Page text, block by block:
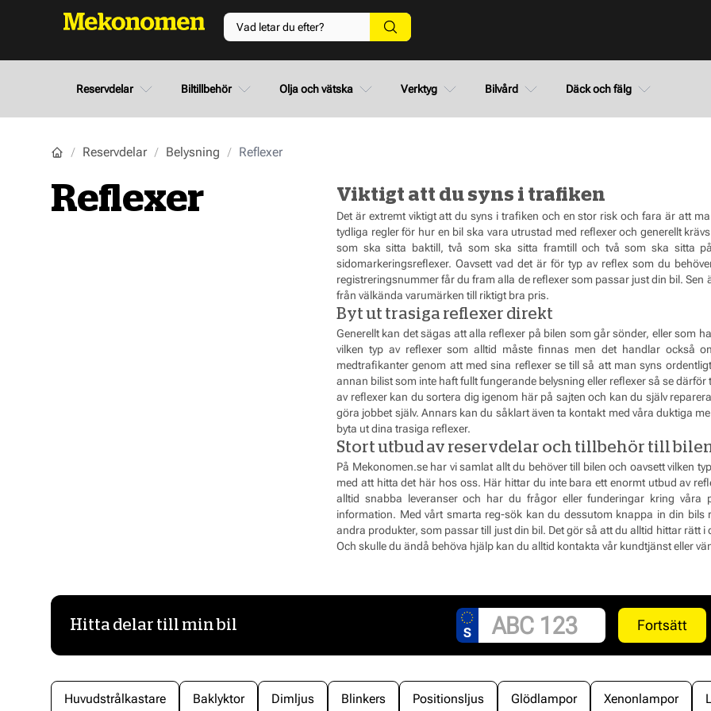
Reservdelar Biltillbehör Olja och vätska Verktyg Bilvård Däck och fälg
Reservdelar Belysning Reflexer
Reflexer Viktigt att du syns i trafiken
Det är extremt viktigt att du syns i trafiken och en stor risk och fara är att
tydliga regler för hur en bil ska vara utrustad med reflexer och generellt
som ska sitta baktill, två som ska sitta framtill och två som ska sitta
sidomarkeringsreflexer. Oavsett vad det är för typ av reflex som du
registreringsnummer får du fram alla de reflexer som passar just din bil.
från välkända varumärken till riktigt bra pris.
Byt ut trasiga reflexer direkt
Generellt kan det sägas att alla reflexer på bilen som går sönder, eller som
vilken typ av reflexer som alltid måste finnas men det handlar också
medtrafikanter genom att med sina reflexer se till så att man syns
annan bilist som inte haft fullt fungerande belysning eller reflexer så se
av reflexer kan du sortera dig igenom här på sajten och kan du själv
göra jobbet själv. Annars kan du såklart även ta kontakt med våra duktiga
byta ut dina trasiga reflexer.
Stort utbud av reservdelar och tillbehör till
På Mekonomen.se har vi samlat allt du behöver till bilen och oavsett vilken
med att hitta det här hos oss. Här hittar du inte bara ett enormt utbud av
alltid snabba leveranser och har du frågor eller funderingar kring
information. Med vårt smarta reg-sök kan du dessutom knappa in din
andra produkter, som passar till just din bil. Det gör så att du alltid hittar rätt
Och skulle du ändå behöva hjälp kan du alltid kontakta vår kundtjänst eller
Hitta delar till min bil Fortsätt
Huvudstrålkastare Baklyktor Dimljus Blinkers Positionsljus Glödlampor Xenonlampor